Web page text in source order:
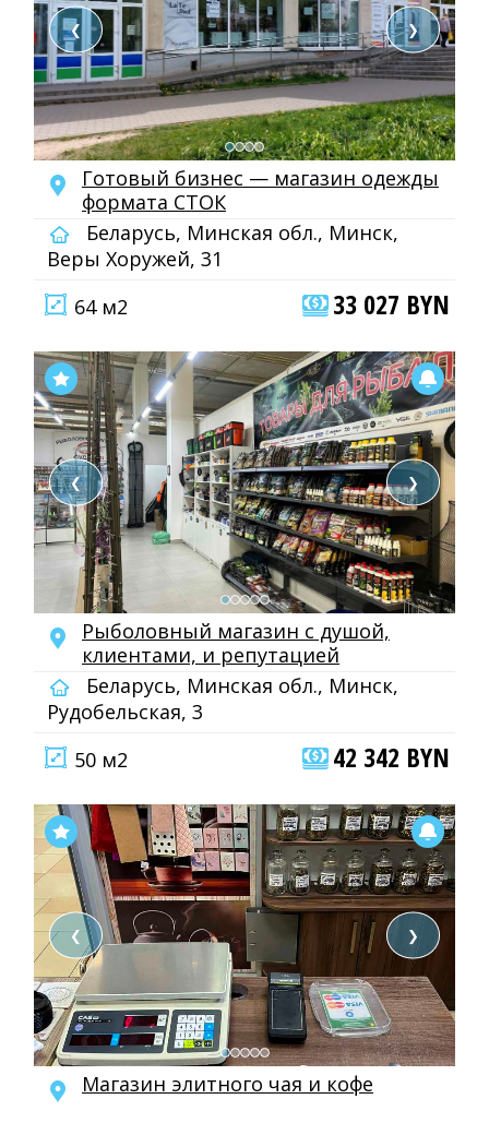
❮ ❯
Готовый бизнес — магазин одежды
формата СТОК
Беларусь, Минская обл., Минск,
Веры Хоружей, 31
64 м2
33 027 BYN
❮ ❯
Рыболовный магазин с душой,
клиентами, и репутацией
Беларусь, Минская обл., Минск,
Рудобельская, 3
50 м2
42 342 BYN
❮ ❯
Магазин элитного чая и кофе